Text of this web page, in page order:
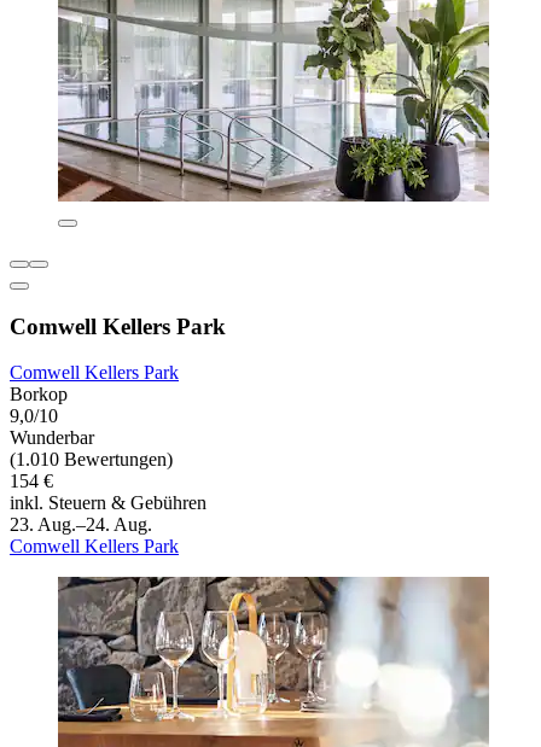
Comwell Kellers Park
Comwell Kellers Park
Borkop
9,0/10
Wunderbar
(1.010 Bewertungen)
154 €
inkl. Steuern & Gebühren
23. Aug.–24. Aug.
Comwell Kellers Park